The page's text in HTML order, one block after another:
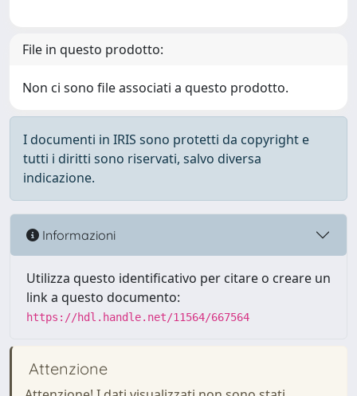
File in questo prodotto:
Non ci sono file associati a questo prodotto.
I documenti in IRIS sono protetti da copyright e
tutti i diritti sono riservati, salvo diversa
indicazione.
Informazioni
Utilizza questo identificativo per citare o creare un
link a questo documento:
https://hdl.handle.net/11564/667564
Attenzione